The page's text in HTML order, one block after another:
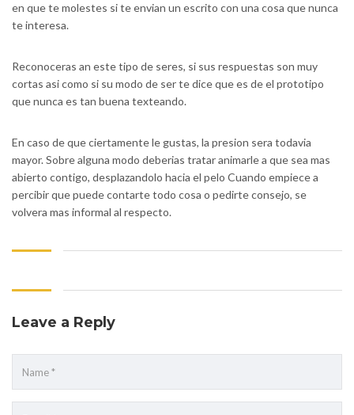
en que te molestes si te envian un escrito con una cosa que nunca
te interesa.
Reconoceras an este tipo de seres, si sus respuestas son muy
cortas asi­ como si su modo de ser te dice que es de el prototipo
que nunca es tan buena texteando.
En caso de que ciertamente le gustas, la presion sera todavia
mayor. Sobre alguna modo deberias tratar animarle a que sea mas
abierto contigo, desplazandolo hacia el pelo Cuando empiece a
percibir que puede contarte todo cosa o pedirte consejo, se
volvera mas informal al respecto.
Leave a Reply